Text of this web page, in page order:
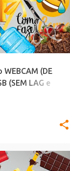
(DE
(SEM LAG e